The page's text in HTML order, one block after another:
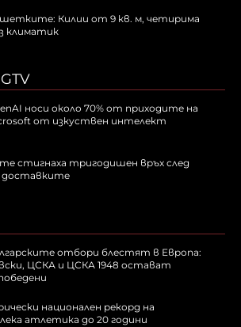
Килии от 9 кв. м, четирима
климатик
носи около 70% от приходите на
от изкуствен интелект
стигнаха тригодишен връх след
доставките
отбори блестят в Европа:
ЦСКА и ЦСКА 1948 остават
национален рекорд на
атлетика до 20 години